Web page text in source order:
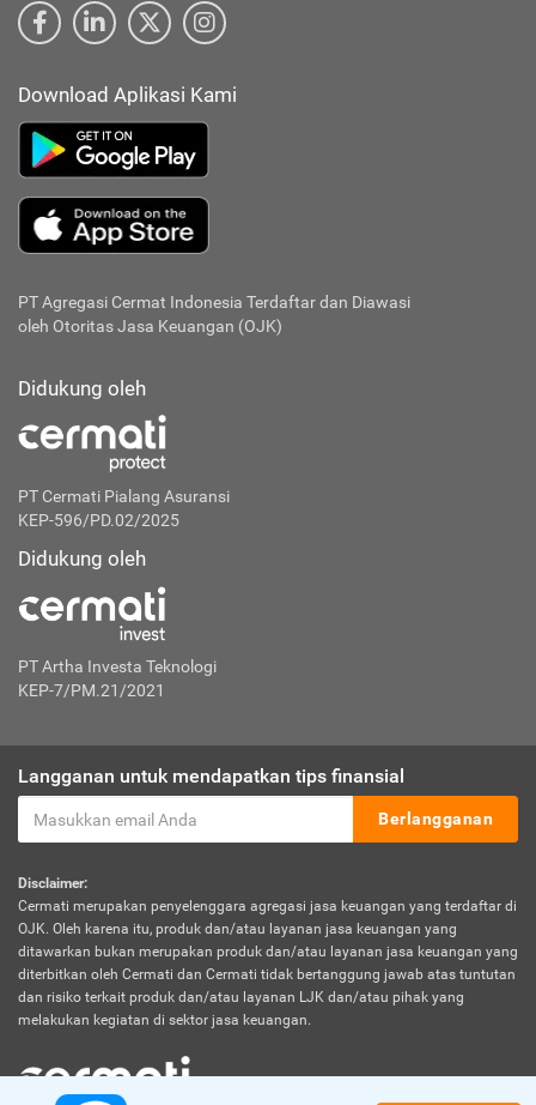
Download Aplikasi Kami
PT Agregasi Cermat Indonesia Terdaftar dan Diawasi
oleh Otoritas Jasa Keuangan (OJK)
Didukung oleh
PT Cermati Pialang Asuransi
KEP-596/PD.02/2025
Didukung oleh
PT Artha Investa Teknologi
KEP-7/PM.21/2021
Langganan untuk mendapatkan tips finansial
Berlangganan
Disclaimer:
Cermati merupakan penyelenggara agregasi jasa keuangan yang terdaftar di
OJK. Oleh karena itu, produk dan/atau layanan jasa keuangan yang
ditawarkan bukan merupakan produk dan/atau layanan jasa keuangan yang
diterbitkan oleh Cermati dan Cermati tidak bertanggung jawab atas tuntutan
dan risiko terkait produk dan/atau layanan LJK dan/atau pihak yang
melakukan kegiatan di sektor jasa keuangan.